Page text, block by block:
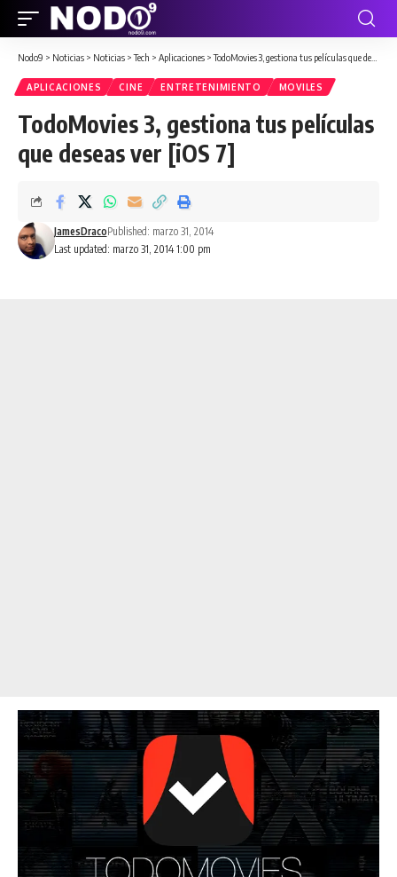
Nodo9 > Noticias > Noticias >Tech > Aplicaciones >TodoMovies 3, gestiona tus películas que deseas ver [iOS 7]
APLICACIONES CINE ENTRETENIMIENTO MOVILES
TodoMovies 3, gestiona tus películas
que deseas ver [iOS 7]
Last updated: marzo 31, 2014 1:00 pm
JamesDracoPublished: marzo 31, 2014